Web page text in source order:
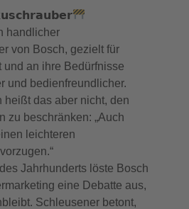
handlicher
von Bosch, gezielt für
und an ihre Bedürfnisse
und bedienfreundlicher.
heißt das aber nicht, den
zu beschränken: „Auch
leichteren
Jahrhunderts löste Bosch
eine Debatte aus,
Schleusener betont,